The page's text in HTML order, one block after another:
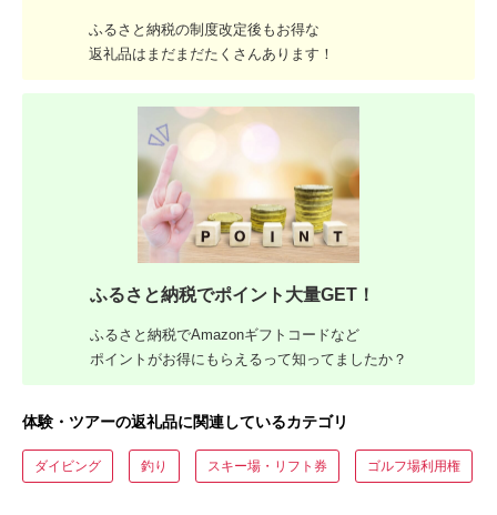
ふるさと納税の制度改定後もお得な
返礼品はまだまだたくさんあります！
ふるさと納税でポイント大量GET！
ふるさと納税でAmazonギフトコードなど
ポイントがお得にもらえるって知ってましたか？
体験・ツアーの返礼品に関連しているカテゴリ
ダイビング 釣り スキー場・リフト券 ゴルフ場利用権